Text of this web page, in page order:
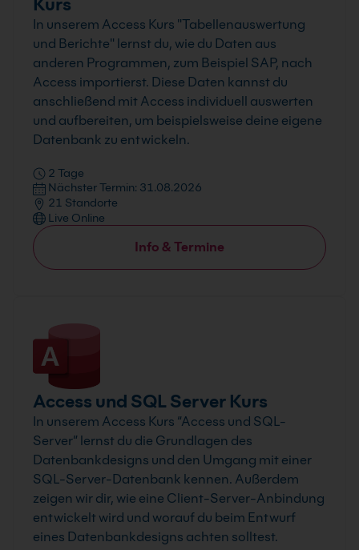
In unserem Access Kurs "Tabellenauswertung
und Berichte" lernst du, wie du Daten aus
anderen Programmen, zum Beispiel SAP, nach
Access importierst. Diese Daten kannst du
anschließend mit Access individuell auswerten
und aufbereiten, um beispielsweise deine eigene
Datenbank zu entwickeln.
2 Tage
Nächster Termin: 31.08.2026
21 Standorte
Live Online
Info & Termine
Access und SQL Server Kurs
In unserem Access Kurs “Access und SQL-
Server” lernst du die Grundlagen des
Datenbankdesigns und den Umgang mit einer
SQL-Server-Datenbank kennen. Außerdem
zeigen wir dir, wie eine Client-Server-Anbindung
entwickelt wird und worauf du beim Entwurf
eines Datenbankdesigns achten solltest.